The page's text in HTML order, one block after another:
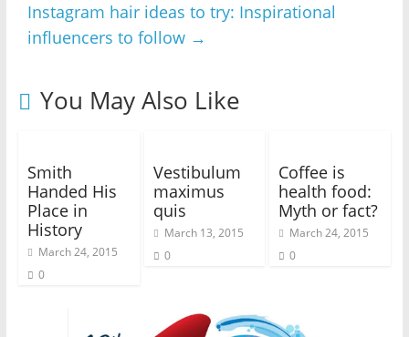
Instagram hair ideas to try: Inspirational
influencers to follow →
You May Also Like
Smith
Handed His
Place in
History
March 24, 2015
0
Vestibulum
maximus
quis
March 13, 2015
0
Coffee is
health food:
Myth or fact?
March 24, 2015
0